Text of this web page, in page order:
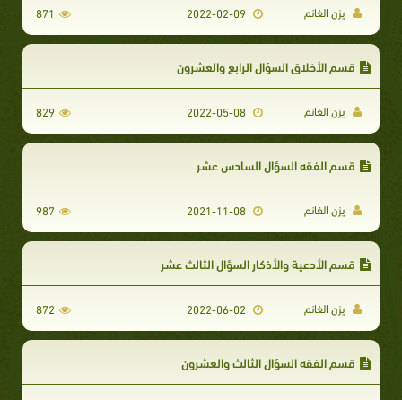
يزن الغانم 2022-02-09
871
قسم الأخلاق السؤال الرابع والعشرون
يزن الغانم 2022-05-08
829
قسم الفقه السؤال السادس عشر
يزن الغانم 2021-11-08
987
قسم الأدعية والأذكار السؤال الثالث عشر
يزن الغانم 872
قسم الفقه السؤال الثالث والعشرون